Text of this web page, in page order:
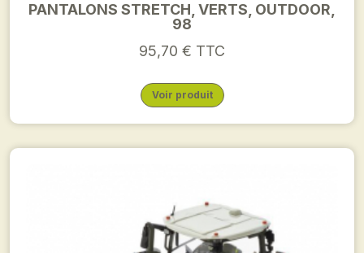
PANTALONS STRETCH, VERTS, OUTDOOR,
98
95,70 € TTC
Voir produit